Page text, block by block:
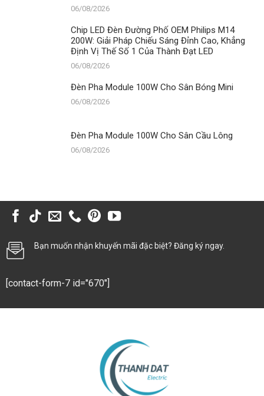
06/08/2026
Chip LED Đèn Đường Phố OEM Philips M14
200W: Giải Pháp Chiếu Sáng Đỉnh Cao, Khẳng
Định Vị Thế Số 1 Của Thành Đạt LED
06/08/2026
Đèn Pha Module 100W Cho Sân Bóng Mini
06/08/2026
Đèn Pha Module 100W Cho Sân Cầu Lông
06/08/2026
Bạn muốn nhận khuyến mãi đặc biệt? Đăng ký ngay.
[contact-form-7 id="670"]